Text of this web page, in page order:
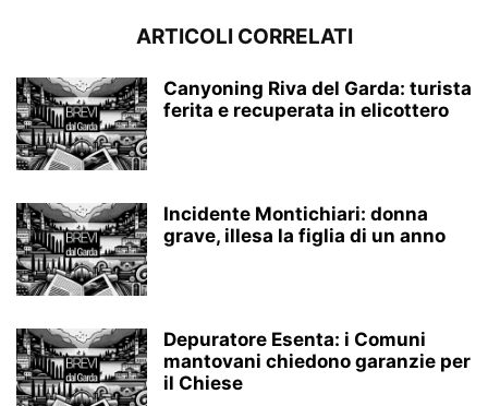
ARTICOLI CORRELATI
Canyoning Riva del Garda: turista
ferita e recuperata in elicottero
Incidente Montichiari: donna
grave, illesa la figlia di un anno
Depuratore Esenta: i Comuni
mantovani chiedono garanzie per
il Chiese